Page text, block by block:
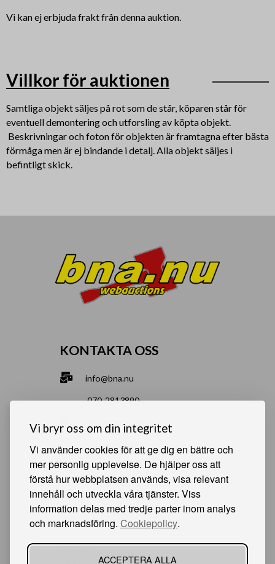
Vi bryr oss om din integritet
Vi använder cookies för att ge dig en bättre och
mer personlig upplevelse. De hjälper oss att
förstå hur webbplatsen används, visa relevant
innehåll och utveckla våra tjänster. Viss
information delas med tredje parter inom analys
och marknadsföring. Cookiepolicy.
ACCEPTERA ALLA
Vi kan ej erbjuda frakt från denna auktion.
Villkor för auktionen
Samtliga objekt säljes på rot som de står, köparen står för
eventuell demontering och utforsling av köpta objekt.
Beskrivningar och foton för objekten är framtagna efter bästa
förmåga men är ej bindande i detalj. Alla objekt säljes i
befintligt skick.
KONTAKTA OSS
info@bna.nu
070-2813890
Norrgårdsgatan 9a, 686 35 Sunne
Bjälverud 540, 68693 Sunne
HJÄLPSAMMA SIDOR
Något du vill sälja?
Att köpa från oss
Om oss